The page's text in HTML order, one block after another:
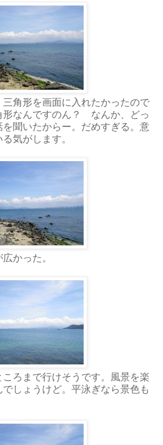
角形を画面に入れたかったので
形なんですのん？ なんか、どっ
聞いたからー。だめすぎる。意
気がします。
かった。
ろまで行けそうです。風景を楽
しょうけど。平泳ぎなら景色も